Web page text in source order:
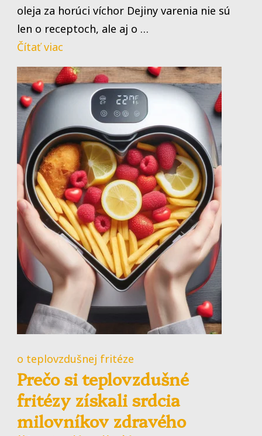
oleja za horúci víchor Dejiny varenia nie sú
len o receptoch, ale aj o …
Čítať viac
o teplovzdušnej fritéze
Prečo si teplovzdušné
fritézy získali srdcia
milovníkov zdravého